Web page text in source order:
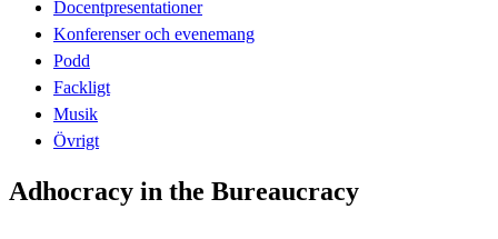
Docentpresentationer
Konferenser och evenemang
Podd
Fackligt
Musik
Övrigt
Adhocracy in the Bureaucracy